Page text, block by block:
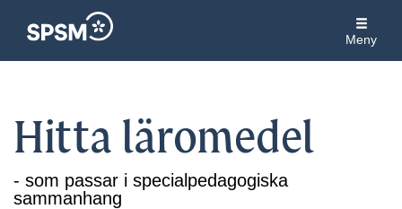
Meny
Hitta läromedel
- som passar i specialpedagogiska
sammanhang